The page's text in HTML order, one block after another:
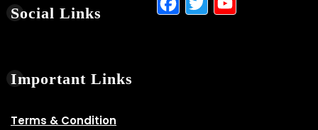
Social Links
Important Links
Terms & Condition